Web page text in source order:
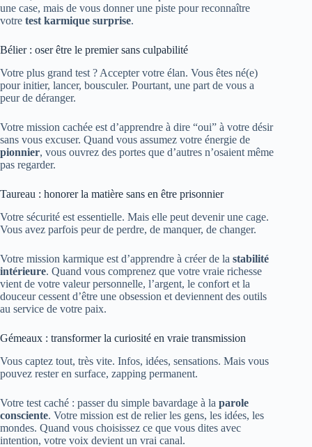
une case, mais de vous donner une piste pour reconnaître
votre test karmique surprise.
Bélier : oser être le premier sans culpabilité
Votre plus grand test ? Accepter votre élan. Vous êtes né(e)
pour initier, lancer, bousculer. Pourtant, une part de vous a
peur de déranger.
Votre mission cachée est d’apprendre à dire “oui” à votre désir
sans vous excuser. Quand vous assumez votre énergie de
pionnier, vous ouvrez des portes que d’autres n’osaient même
pas regarder.
Taureau : honorer la matière sans en être prisonnier
Votre sécurité est essentielle. Mais elle peut devenir une cage.
Vous avez parfois peur de perdre, de manquer, de changer.
Votre mission karmique est d’apprendre à créer de la stabilité
intérieure. Quand vous comprenez que votre vraie richesse
vient de votre valeur personnelle, l’argent, le confort et la
douceur cessent d’être une obsession et deviennent des outils
au service de votre paix.
Gémeaux : transformer la curiosité en vraie transmission
Vous captez tout, très vite. Infos, idées, sensations. Mais vous
pouvez rester en surface, zapping permanent.
Votre test caché : passer du simple bavardage à la parole
consciente. Votre mission est de relier les gens, les idées, les
mondes. Quand vous choisissez ce que vous dites avec
intention, votre voix devient un vrai canal.